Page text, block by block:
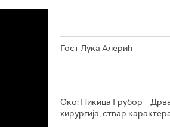
Гост Лука Алерић
Око: Никица Грубор –
хирургија, ствар